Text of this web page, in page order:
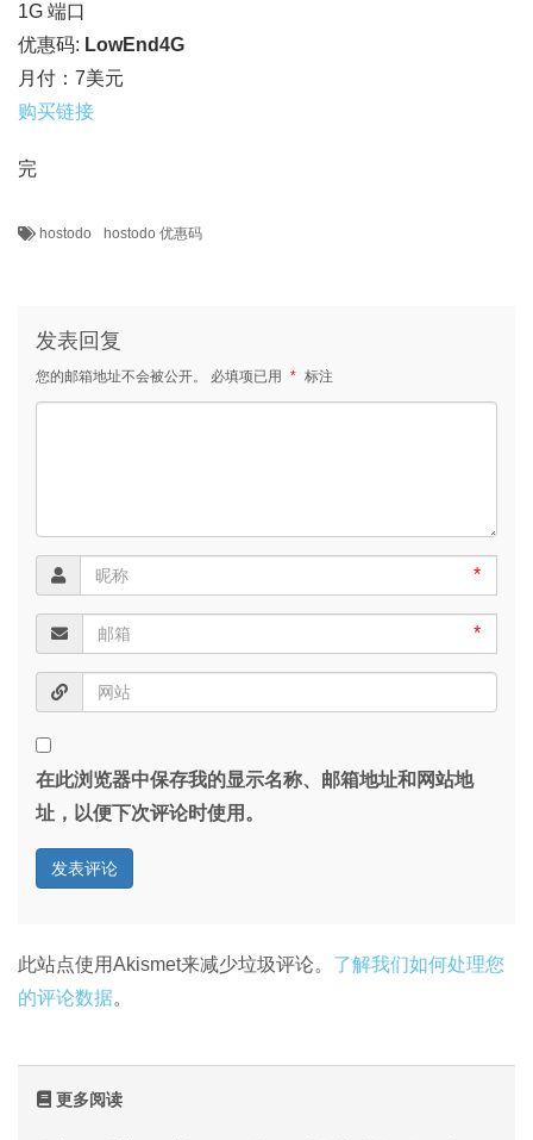
1G 端口
优惠码: LowEnd4G
月付：7美元
购买链接
完
hostodo hostodo 优惠码
发表回复
您的邮箱地址不会被公开。 必填项已用 * 标注
*
*
在此浏览器中保存我的显示名称、邮箱地址和网站地
址，以便下次评论时使用。
此站点使用Akismet来减少垃圾评论。 了解我们如何处理您
的评论数据。
更多阅读